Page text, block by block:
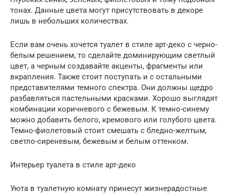
тонах. Данные цвета могут присутствовать в декоре
лишь в небольших количествах.
Если вам очень хочется туалет в стиле арт-деко с черно-
белым решением, то сделайте доминирующим светлый
цвет, а черным создавайте акценты, фрагменты или
вкрапления. Также стоит поступать и с остальными
представителями темного спектра. Они должны щедро
разбавляться пастельными красками. Хорошо выглядят
комбинации коричневого с бежевым. К темно-синему
можно добавить белого, кремового или голубого цвета.
Темно-фиолетовый стоит смешать с бледно-желтым,
светло-сиреневым, бежевым и белым оттенком.
Интерьер туалета в стиле арт-деко
Уюта в туалетную комнату принесут жизнерадостные